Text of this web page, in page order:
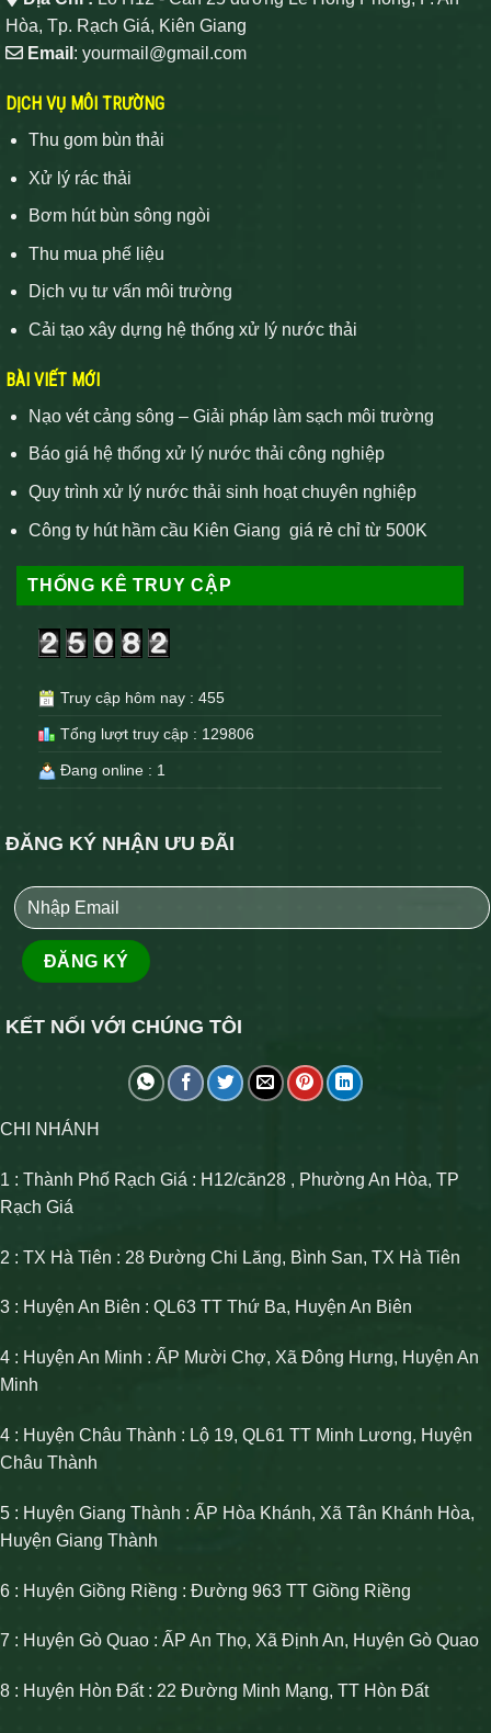
Hòa, Tp. Rạch Giá, Kiên Giang
Email : yourmail@gmail.com
DỊCH VỤ MÔI TRƯỜNG
Thu gom bùn thải
Xử lý rác thải
Bơm hút bùn sông ngòi
Thu mua phế liệu
Dịch vụ tư vấn môi trường
Cải tạo xây dựng hệ thống xử lý nước thải
BÀI VIẾT MỚI
Nạo vét cảng sông – Giải pháp làm sạch môi trường
Báo giá hệ thống xử lý nước thải công nghiệp
Quy trình xử lý nước thải sinh hoạt chuyên nghiệp
Công ty hút hầm cầu Kiên Giang giá rẻ chỉ từ 500K
THỐNG KÊ TRUY CẬP
Truy cập hôm nay : 455
Tổng lượt truy cập : 129806
Đang online : 1
ĐĂNG KÝ NHẬN ƯU ĐÃI
KẾT NỐI VỚI CHÚNG TÔI
CHI NHÁNH
1 : Thành Phố Rạch Giá : H12/căn28 , Phường An Hòa, TP
Rạch Giá
2 : TX Hà Tiên : 28 Đường Chi Lăng, Bình San, TX Hà Tiên
3 : Huyện An Biên : QL63 TT Thứ Ba, Huyện An Biên
4 : Huyện An Minh : ẤP Mười Chợ, Xã Đông Hưng, Huyện An
Minh
4 : Huyện Châu Thành : Lộ 19, QL61 TT Minh Lương, Huyện
Châu Thành
5 : Huyện Giang Thành : ẤP Hòa Khánh, Xã Tân Khánh Hòa,
Huyện Giang Thành
6 : Huyện Giồng Riềng : Đường 963 TT Giồng Riềng
7 : Huyện Gò Quao : ẤP An Thọ, Xã Định An, Huyện Gò Quao
8 : Huyện Hòn Đất : 22 Đường Minh Mạng, TT Hòn Đất